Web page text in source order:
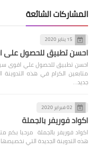
المشاركات الشائعة
15 يناير 2020
احسن تطبيق للحصول علي
احسن تطبيق للحصول علي اقوى
متابعين الكرام في هذه
جديد…
02 فبراير 2020
اكواد فوريفر بالجملة
اكواد فوريفر بالجملة مرحبا بكم
هذه التدوينة الجديدة التي